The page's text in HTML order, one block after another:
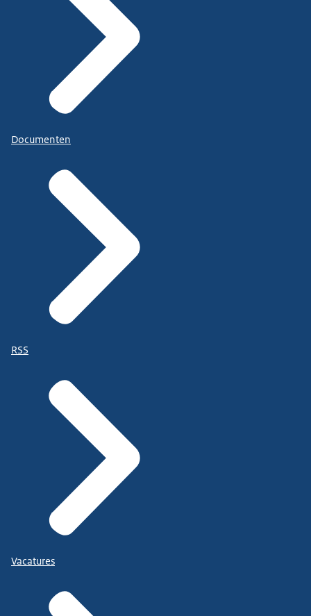
Documenten
RSS
Vacatures